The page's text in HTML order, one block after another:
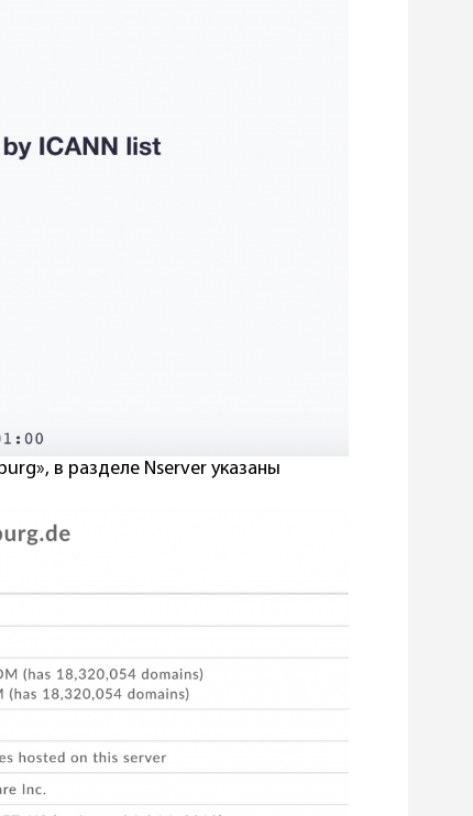
в разделе Nserver указаны